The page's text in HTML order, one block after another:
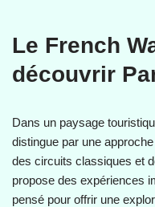
Le French
découvrir
Dans un paysage
distingue par une
des circuits classiques et
propose des expériences
pensé pour offrir une